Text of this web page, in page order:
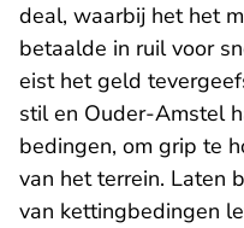
deal, waarbij het het
betaalde in ruil voor
eist het geld
stil en Ouder-Amstel
bedingen, om grip te
van het terrein. Laten
van kettingbedingen